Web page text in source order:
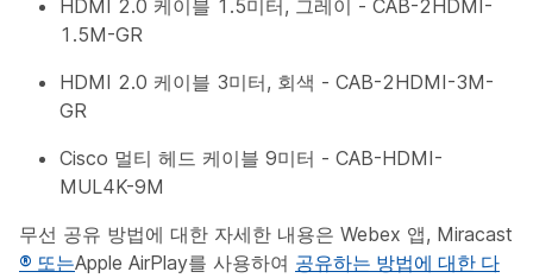
HDMI 2.0 케이블 1.5미터, 그레이 - CAB-2HDMI-
1.5M-GR
HDMI 2.0 케이블 3미터, 회색 - CAB-2HDMI-3M-
GR
Cisco 멀티 헤드 케이블 9미터 - CAB-HDMI-
MUL4K-9M
무선 공유 방법에 대한 자세한 내용은 Webex 앱, Miracast
® 또는Apple AirPlay를 사용하여 공유하는 방법에 대한 다